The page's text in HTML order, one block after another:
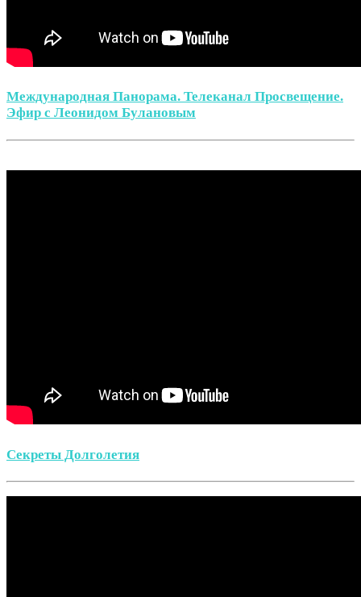
Международная Панорама. Телеканал Просвещение.
Эфир с Леонидом Булановым
Секреты Долголетия